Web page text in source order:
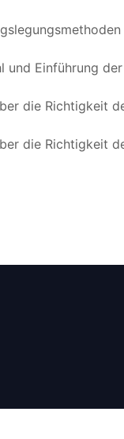
und Einführung
die Richtigkeit
die Richtigkeit